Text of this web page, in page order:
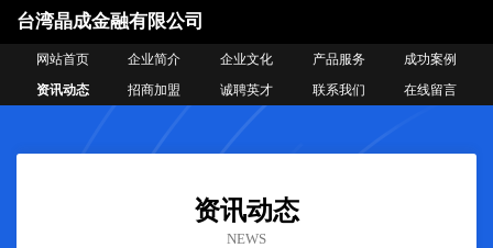
台湾晶成金融有限公司
网站首页 企业简介 企业文化 产品服务
成功案例
资讯动态
招商加盟 诚聘英才 联系我们 在线留言
资讯动态
NEWS